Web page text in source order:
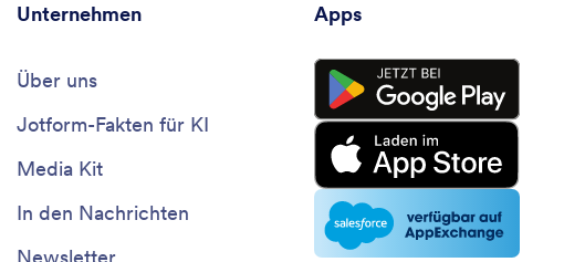
Unternehmen
Über uns
Jotform-Fakten für KI
Media Kit
In den Nachrichten
Apps